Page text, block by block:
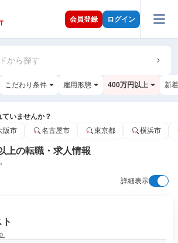
会員登録 ログイン
から探す
こだわり条件 雇用形態 400万円以上 新
いませんか？
阪市 名古屋市 東京都 横浜市
上の転職・求人情報
詳細表示